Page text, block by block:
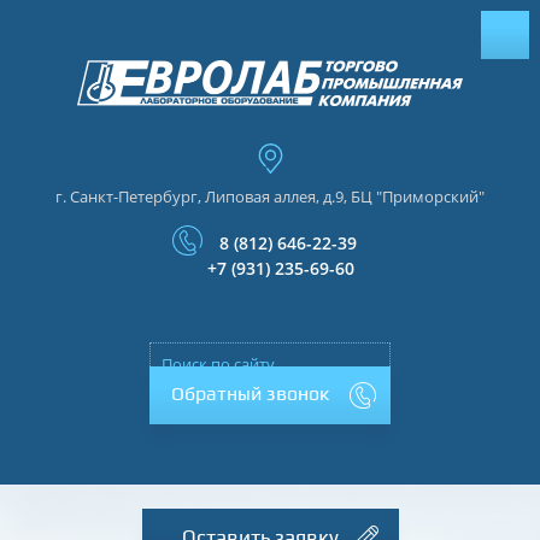
г. Санкт-Петербург, Липовая аллея, д.9, БЦ "Приморский"
8 (812) 646-22-39
+7 (931) 235-69-60
Обратный звонок